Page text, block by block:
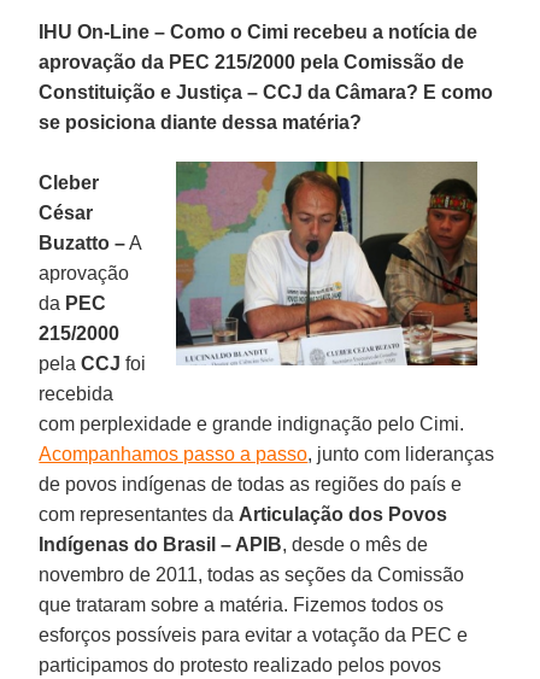
IHU On-Line – Como o Cimi recebeu a notícia de
aprovação da PEC 215/2000 pela Comissão de
Constituição e Justiça – CCJ da Câmara? E como
se posiciona diante dessa matéria?
Cleber
César
Buzatto –A
aprovação
da PEC
215/2000
pelaCCJfoi
recebida
com perplexidade e grande indignação pelo Cimi.
Acompanhamos passo a passo, junto com lideranças
de povos indígenas de todas as regiões do país e
com representantes da Articulação dos Povos
Indígenas do Brasil – APIB, desde o mês de
novembro de 2011, todas as seções da Comissão
que trataram sobre a matéria. Fizemos todos os
esforços possíveis para evitar a votação da PEC e
participamos do protesto realizado pelos povos